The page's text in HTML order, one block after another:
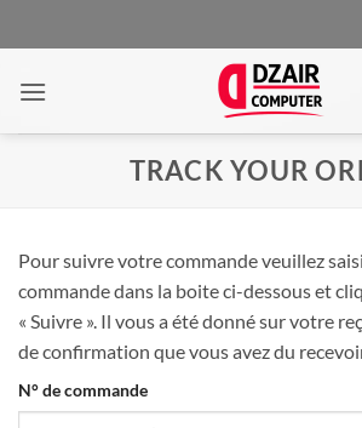
au
TRACK YOUR
Pour suivre votre commande veuillez
commande dans la boite ci-dessous et
« Suivre ». Il vous a été donné sur votre
de confirmation que vous avez du
N° de commande